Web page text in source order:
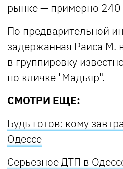
рынке — примерно 240
По предварительной
задержанная Раиса М.
в группировку
по кличке "Мадьяр".
СМОТРИ ЕЩЕ:
Будь готов: кому
Одессе
Серьезное ДТП в